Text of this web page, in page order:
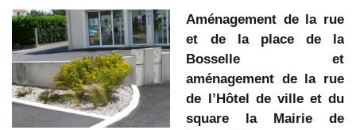
Aménagement de la rue
et de la place de la
Bosselle et
aménagement de la rue
de l’Hôtel de ville et du
square la Mairie de